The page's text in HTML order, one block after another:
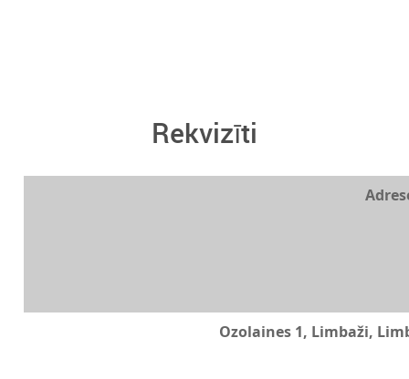
Rekvizīti
Ozolaines 1, Limbaži,